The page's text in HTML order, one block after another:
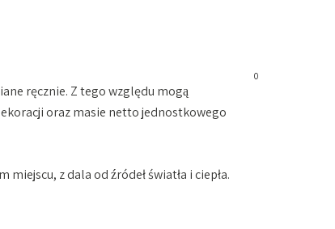
OKAZJE 0
ręcznie. Z tego względu mogą
oraz masie netto jednostkowego
miejscu, z dala od źródeł światła i ciepła.